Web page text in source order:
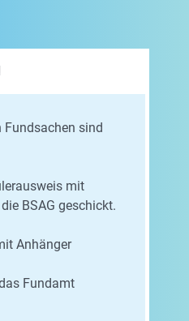
Fundsachen sind
mit
BSAG geschickt.
Anhänger
Fundamt